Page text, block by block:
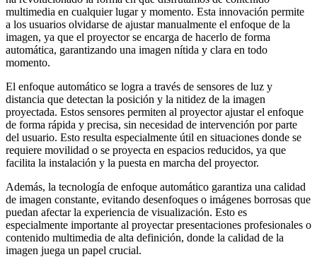
multimedia en cualquier lugar y momento. Esta innovación permite
a los usuarios olvidarse de ajustar manualmente el enfoque de la
imagen, ya que el proyector se encarga de hacerlo de forma
automática, garantizando una imagen nítida y clara en todo
momento.
El enfoque automático se logra a través de sensores de luz y
distancia que detectan la posición y la nitidez de la imagen
proyectada. Estos sensores permiten al proyector ajustar el enfoque
de forma rápida y precisa, sin necesidad de intervención por parte
del usuario. Esto resulta especialmente útil en situaciones donde se
requiere movilidad o se proyecta en espacios reducidos, ya que
facilita la instalación y la puesta en marcha del proyector.
Además, la tecnología de enfoque automático garantiza una calidad
de imagen constante, evitando desenfoques o imágenes borrosas que
puedan afectar la experiencia de visualización. Esto es
especialmente importante al proyectar presentaciones profesionales o
contenido multimedia de alta definición, donde la calidad de la
imagen juega un papel crucial.